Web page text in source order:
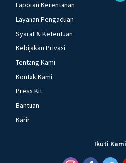
Laporan Kerentanan
Layanan Pengaduan
Syarat & Ketentuan
Kebijakan Privasi
Tentang Kami
Kontak Kami
Press Kit
Bantuan
Karir
Ikuti Kami